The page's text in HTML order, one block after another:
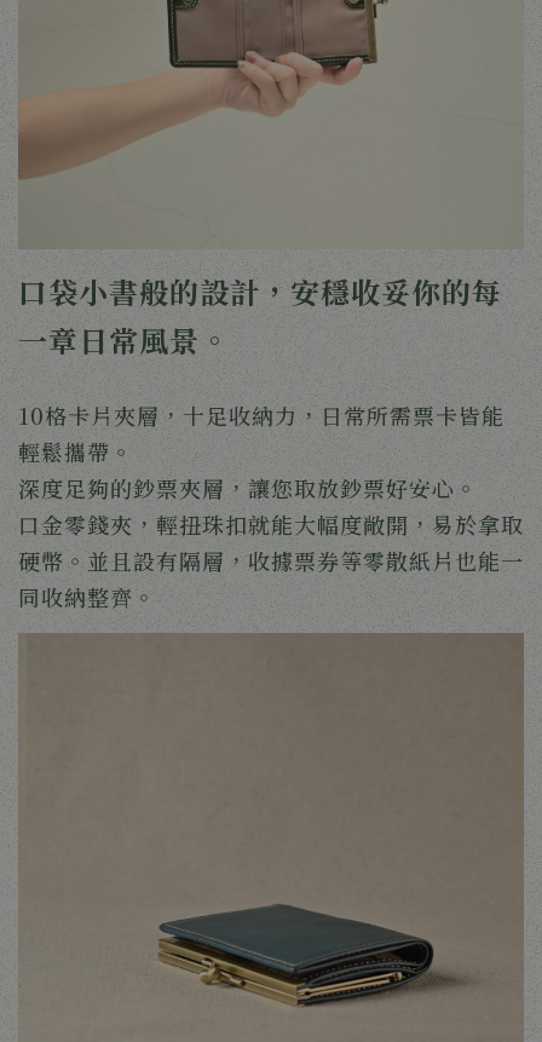
口袋小書般的設計，安穩收妥你的每
一章日常風景。
10格卡片夾層，十足收納力，日常所需票卡皆能
輕鬆攜帶。
深度足夠的鈔票夾層，讓您取放鈔票好安心。
口金零錢夾，輕扭珠扣就能大幅度敞開，易於拿取
硬幣。並且設有隔層，收據票券等零散紙片也能一
同收納整齊。